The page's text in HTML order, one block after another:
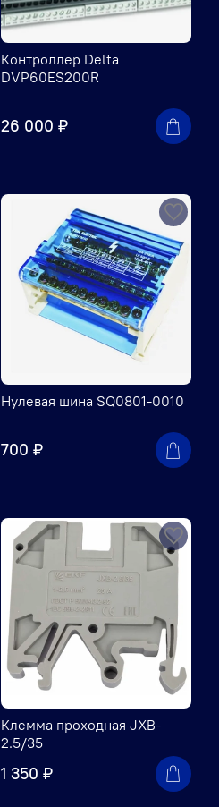
Контроллер Delta
DVP60ES200R
26 000 ₽
Нулевая шина SQ0801-0010
700 ₽
Клемма проходная JXB-
2.5/35
1 350 ₽